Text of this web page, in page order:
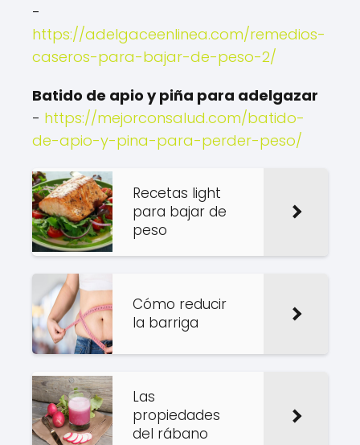
-
https://adelgaceenlinea.com/remedios-
caseros-para-bajar-de-peso-2/
Batido de apio y piña para adelgazar
- https://mejorconsalud.com/batido-
de-apio-y-pina-para-perder-peso/
Recetas light
para bajar de
peso
Cómo reducir
la barriga
Las
propiedades
del rábano